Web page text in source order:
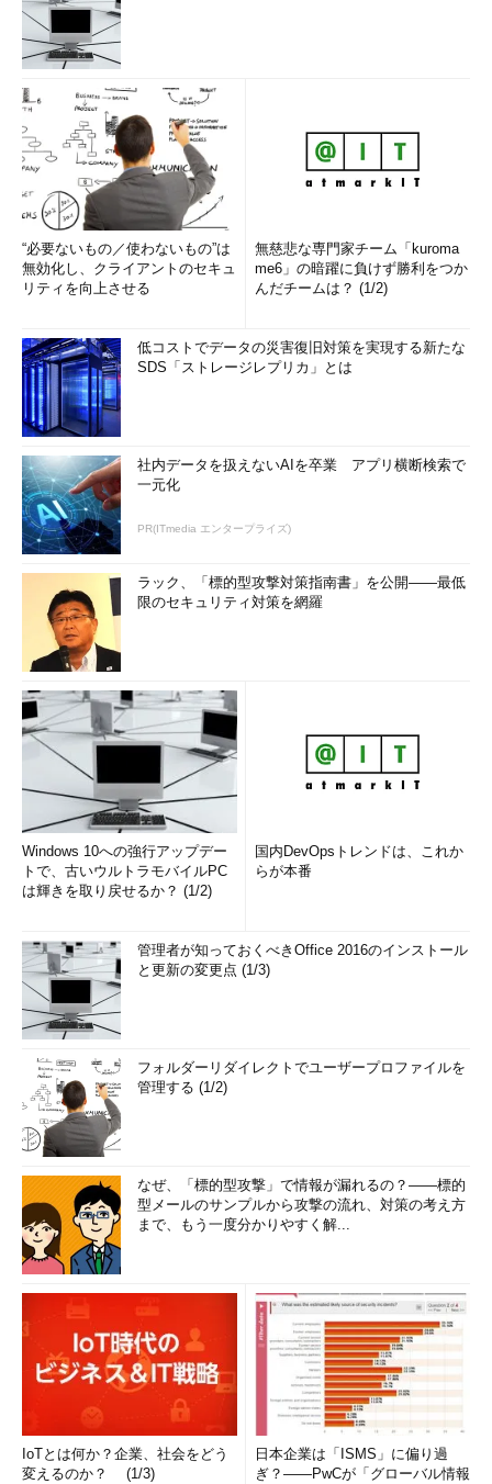
“必要ないもの／使わないもの”は
無効化し、クライアントのセキュ
リティを向上させる
無慈悲な専門家チーム「kuroma
me6」の暗躍に負けず勝利をつか
んだチームは？ (1/2)
低コストでデータの災害復旧対策を実現する新たな
SDS「ストレージレプリカ」とは
社内データを扱えないAIを卒業 アプリ横断検索で
一元化
PR(ITmedia エンタープライズ)
ラック、「標的型攻撃対策指南書」を公開――最低
限のセキュリティ対策を網羅
Windows 10への強行アップデー
トで、古いウルトラモバイルPC
は輝きを取り戻せるか？ (1/2)
国内DevOpsトレンドは、これか
らが本番
管理者が知っておくべきOffice 2016のインストール
と更新の変更点 (1/3)
フォルダーリダイレクトでユーザープロファイルを
管理する (1/2)
なぜ、「標的型攻撃」で情報が漏れるの？――標的
型メールのサンプルから攻撃の流れ、対策の考え方
まで、もう一度分かりやすく解...
IoTとは何か？企業、社会をどう
変えるのか？ (1/3)
日本企業は「ISMS」に偏り過
ぎ？――PwCが「グローバル情報